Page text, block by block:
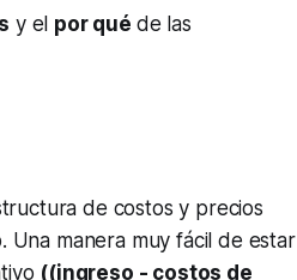
y el por qué de las
de costos y precios
Una manera muy fácil de estar
((ingreso - costos de